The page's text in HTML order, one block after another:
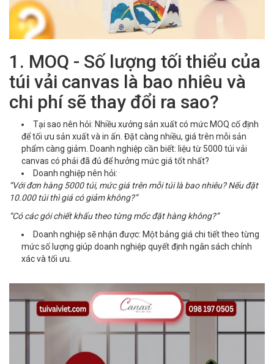
1. MOQ - Số lượng tối thiểu của
túi vải canvas là bao nhiêu và
chi phí sẽ thay đổi ra sao?
Tại sao nên hỏi: Nhiều xưởng sản xuất có mức MOQ cố định
để tối ưu sản xuất và in ấn. Đặt càng nhiều, giá trên mỗi sản
phẩm càng giảm. Doanh nghiệp cần biết: liệu từ 5000 túi vải
canvas có phải đã đủ để hưởng mức giá tốt nhất?
Doanh nghiệp nên hỏi:
“Với đơn hàng 5000 túi, mức giá trên mỗi túi là bao nhiêu? Nếu đặt
10.000 túi thì giá có giảm không?”
“Có các gói chiết khấu theo từng mốc đặt hàng không?”
Doanh nghiệp sẽ nhận được: Một bảng giá chi tiết theo từng
mức số lượng giúp doanh nghiệp quyết định ngân sách chính
xác và tối ưu.